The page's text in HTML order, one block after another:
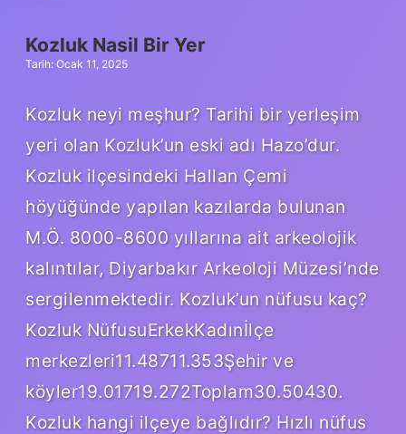
Kozluk Nasil Bir Yer
Tarih: Ocak 11, 2025
Kozluk neyi meşhur? Tarihi bir yerleşim
yeri olan Kozluk’un eski adı Hazo’dur.
Kozluk ilçesindeki Hallan Çemi
höyüğünde yapılan kazılarda bulunan
M.Ö. 8000-8600 yıllarına ait arkeolojik
kalıntılar, Diyarbakır Arkeoloji Müzesi’nde
sergilenmektedir. Kozluk’un nüfusu kaç?
Kozluk NüfusuErkekKadınİlçe
merkezleri11.48711.353Şehir ve
köyler19.01719.272Toplam30.50430.
Kozluk hangi ilçeye bağlıdır? Hızlı nüfus